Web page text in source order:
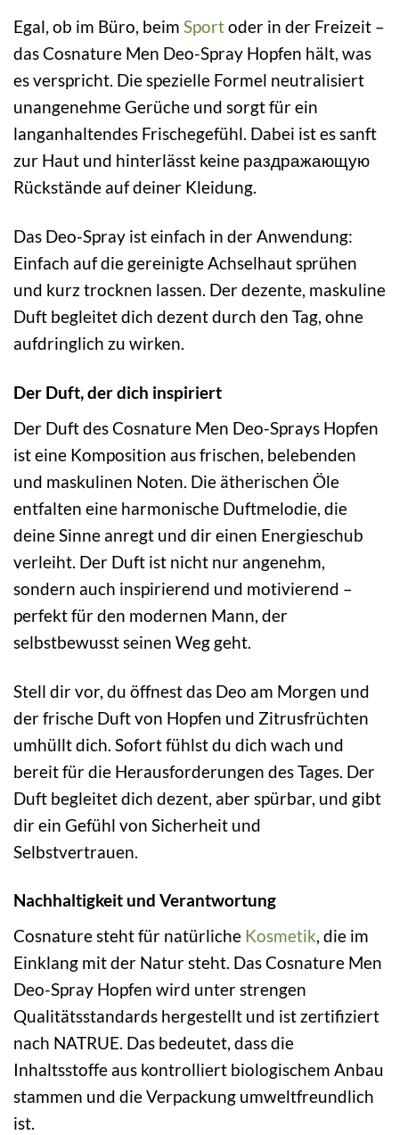
Egal, ob im Büro, beim Sportoder in der Freizeit –
das Cosnature Men Deo-Spray Hopfen hält, was
es verspricht. Die spezielle Formel neutralisiert
unangenehme Gerüche und sorgt für ein
langanhaltendes Frischegefühl. Dabei ist es sanft
zur Haut und hinterlässt keine раздражающую
Rückstände auf deiner Kleidung.
Das Deo-Spray ist einfach in der Anwendung:
Einfach auf die gereinigte Achselhaut sprühen
und kurz trocknen lassen. Der dezente, maskuline
Duft begleitet dich dezent durch den Tag, ohne
aufdringlich zu wirken.
Der Duft, der dich inspiriert
Der Duft des Cosnature Men Deo-Sprays Hopfen
ist eine Komposition aus frischen, belebenden
und maskulinen Noten. Die ätherischen Öle
entfalten eine harmonische Duftmelodie, die
deine Sinne anregt und dir einen Energieschub
verleiht. Der Duft ist nicht nur angenehm,
sondern auch inspirierend und motivierend –
perfekt für den modernen Mann, der
selbstbewusst seinen Weg geht.
Stell dir vor, du öffnest das Deo am Morgen und
der frische Duft von Hopfen und Zitrusfrüchten
umhüllt dich. Sofort fühlst du dich wach und
bereit für die Herausforderungen des Tages. Der
Duft begleitet dich dezent, aber spürbar, und gibt
dir ein Gefühl von Sicherheit und
Selbstvertrauen.
Nachhaltigkeit und Verantwortung
Cosnature steht für natürliche Kosmetik, die im
Einklang mit der Natur steht. Das Cosnature Men
Deo-Spray Hopfen wird unter strengen
Qualitätsstandards hergestellt und ist zertifiziert
nach NATRUE. Das bedeutet, dass die
Inhaltsstoffe aus kontrolliert biologischem Anbau
stammen und die Verpackung umweltfreundlich
ist.